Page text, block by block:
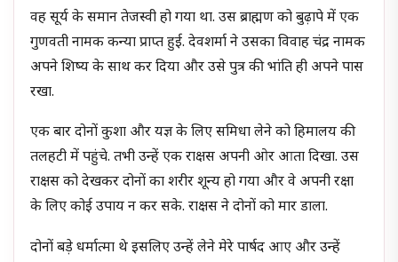
वह सूर्य के समान तेजस्वी हो गया था. उस ब्राह्मण को बुढ़ापे में एक
गुणवती नामक कन्या प्राप्त हुई. देवशर्मा ने उसका विवाह चंद्र नामक
अपने शिष्य के साथ कर दिया और उसे पुत्र की भांति ही अपने पास
रखा.
एक बार दोनों कुशा और यज्ञ के लिए समिधा लेने को हिमालय की
तलहटी में पहुंचे. तभी उन्हें एक राक्षस अपनी ओर आता दिखा. उस
राक्षस को देखकर दोनों का शरीर शून्य हो गया और वे अपनी रक्षा
के लिए कोई उपाय न कर सके. राक्षस ने दोनों को मार डाला.
दोनों बड़े धर्मात्मा थे इसलिए उन्हें लेने मेरे पार्षद आए और उन्हें